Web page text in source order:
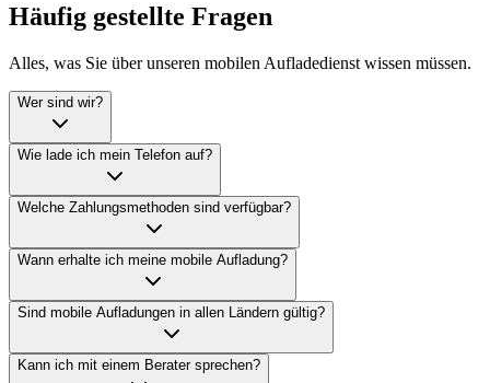
Häufig gestellte Fragen
Alles, was Sie über unseren mobilen Aufladedienst wissen müssen.
Wer sind wir?
Wie lade ich mein Telefon auf?
Welche Zahlungsmethoden sind verfügbar?
Wann erhalte ich meine mobile Aufladung?
Sind mobile Aufladungen in allen Ländern gültig?
Kann ich mit einem Berater sprechen?